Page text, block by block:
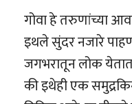
गोवा हे तरुणांच्या
इथले सुंदर नजारे
जगभरातून लोक
की इथेही एक